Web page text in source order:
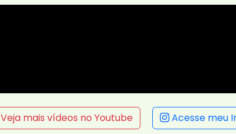
Veja mais vídeos no Youtube Acesse meu